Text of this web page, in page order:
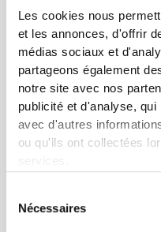
Les cookies nous
et les annonces, d'offrir
médias sociaux et
partageons également
notre site avec nos
publicité et d'analyse,
avec d'autres
ou qu'ils ont collectées
services.
Nécessaires
$27.25
Moringa Oleifera 90 caps